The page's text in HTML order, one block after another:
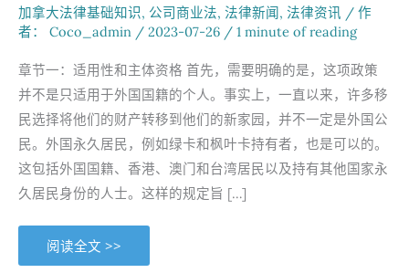
加拿大法律基础知识, 公司商业法, 法律新闻, 法律资讯 / 作
者：
Coco_admin / 2023-07-26 / 1 minute of reading
章节一：适用性和主体资格 首先，需要明确的是，这项政策
并不是只适用于外国国籍的个人。事实上，一直以来，许多移
民选择将他们的财产转移到他们的新家园，并不一定是外国公
民。外国永久居民，例如绿卡和枫叶卡持有者，也是可以的。
这包括外国国籍、香港、澳门和台湾居民以及持有其他国家永
久居民身份的人士。这样的规定旨 […]
实
战
阅读全文 >>